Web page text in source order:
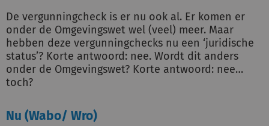
De vergunningcheck is er nu ook al. Er komen er
onder de Omgevingswet wel (veel) meer. Maar
hebben deze vergunningchecks nu een ‘juridische
status’? Korte antwoord: nee. Wordt dit anders
onder de Omgevingswet? Korte antwoord: nee…
toch?
Nu (Wabo/ Wro)